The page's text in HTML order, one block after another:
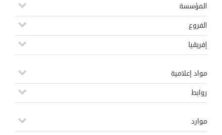
المؤسسة
الفروع
إفريقيا
مواد إعلامية
روابط
موارد